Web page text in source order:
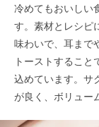
冷めてもおいしい
す。素材とレシピ
味わいで、耳まで
トーストするこ
込めています。サ
が良く、ボリュー